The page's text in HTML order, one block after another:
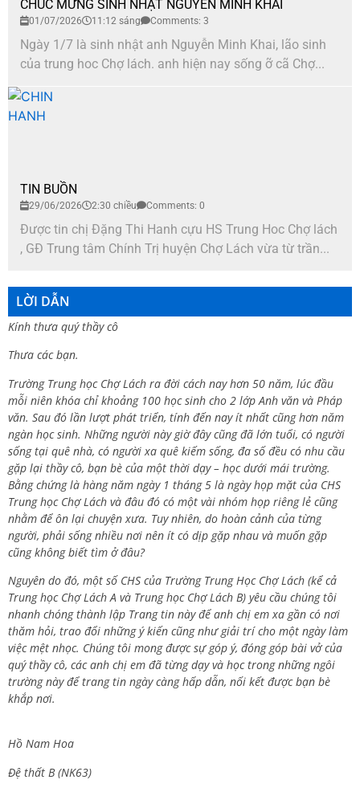
CHÚC MỪNG SINH NHẬT NGUYỄN MINH KHAI
01/07/2026 11:12 sáng Comments: 3
Ngày 1/7 là sinh nhật anh Nguyễn Minh Khai, lão sinh
của trung hoc Chợ lách. anh hiện nay sống ỡ cã Chợ...
TIN BUỒN
29/06/2026 2:30 chiều Comments: 0
Được tin chị Đặng Thi Hanh cựu HS Trung Hoc Chợ lách
, GĐ Trung tâm Chính Trị huyện Chợ Lách vừa từ trần...
LỜI DẪN
Kính thưa quý thầy cô
Thưa các bạn.
Trường Trung học Chợ Lách ra đời cách nay hơn 50 năm, lúc đầu
mỗi niên khóa chỉ khoảng 100 học sinh cho 2 lớp Anh văn và Pháp
văn. Sau đó lần lượt phát triển, tính đến nay ít nhất cũng hơn năm
ngàn học sinh. Những người này giờ đây cũng đã lớn tuổi, có người
sống tại quê nhà, có người xa quê kiếm sống, đa số đều có nhu cầu
gặp lại thầy cô, bạn bè của một thời dạy – học dưới mái trường.
Bằng chứng là hàng năm ngày 1 tháng 5 là ngày họp mặt của CHS
Trung học Chợ Lách và đâu đó có một vài nhóm họp riêng lẻ cũng
nhằm để ôn lại chuyện xưa. Tuy nhiên, do hoàn cảnh của từng
người, phải sống nhiều nơi nên ít có dịp gặp nhau và muốn gặp
cũng không biết tìm ở đâu?
Nguyên do đó, một số CHS của Trường Trung Học Chợ Lách (kể cả
Trung học Chợ Lách A và Trung học Chợ Lách B) yêu cầu chúng tôi
nhanh chóng thành lập Trang tin này để anh chị em xa gần có nơi
thăm hỏi, trao đổi những ý kiến cũng như giải trí cho một ngày làm
việc mệt nhọc. Chúng tôi mong được sự góp ý, đóng góp bài vở của
quý thầy cô, các anh chị em đã từng dạy và học trong những ngôi
trường này để trang tin ngày càng hấp dẫn, nối kết được bạn bè
khắp nơi.
Hồ Nam Hoa
Đệ thất B (NK63)